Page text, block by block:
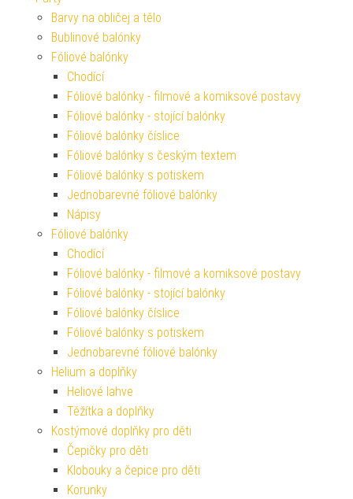
Barvy na obličej a tělo
Bublinové balónky
Fóliové balónky
Chodící
Fóliové balónky - filmové a komiksové postavy
Fóliové balónky - stojící balónky
Fóliové balónky číslice
Fóliové balónky s českým textem
Fóliové balónky s potiskem
Jednobarevné fóliové balónky
Nápisy
Fóliové balónky
Chodící
Fóliové balónky - filmové a komiksové postavy
Fóliové balónky - stojící balónky
Fóliové balónky číslice
Fóliové balónky s potiskem
Jednobarevné fóliové balónky
Helium a doplňky
Heliové lahve
Těžítka a doplňky
Kostýmové doplňky pro děti
Čepičky pro děti
Klobouky a čepice pro děti
Korunky